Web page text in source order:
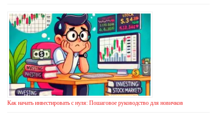
Как начать инвестировать с нуля: Пошаговое руководство для новичков